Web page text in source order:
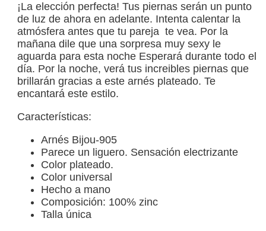
¡La elección perfecta! Tus piernas serán un punto
de luz de ahora en adelante. Intenta calentar la
atmósfera antes que tu pareja te vea. Por la
mañana dile que una sorpresa muy sexy le
aguarda para esta noche Esperará durante todo el
día. Por la noche, verá tus increibles piernas que
brillarán gracias a este arnés plateado. Te
encantará este estilo.
Características:
Arnés Bijou-905
Parece un liguero. Sensación electrizante
Color plateado.
Color universal
Hecho a mano
Composición: 100% zinc
Talla única